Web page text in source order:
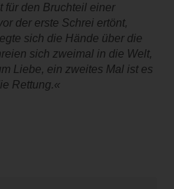
für den Bruchteil einer
der erste Schrei ertönt,
sich die Hände über die
sich zweimal in die Welt,
Liebe, ein zweites Mal ist es
Rettung.«